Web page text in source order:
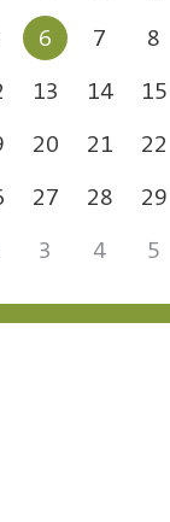
6 7 8
13 14 15
20 21 22
27 28 29
3 4 5